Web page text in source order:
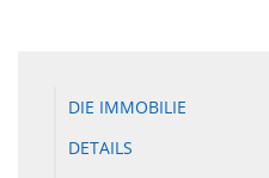
DIE IMMOBILIE
DETAILS